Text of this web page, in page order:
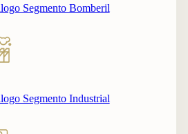
Segmento Bomberil
Segmento Industrial